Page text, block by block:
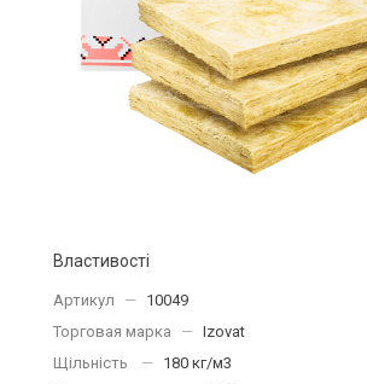
Властивості
Артикул — 10049
Торговая марка
— Izovat
Щільність
— 180 кг/м3